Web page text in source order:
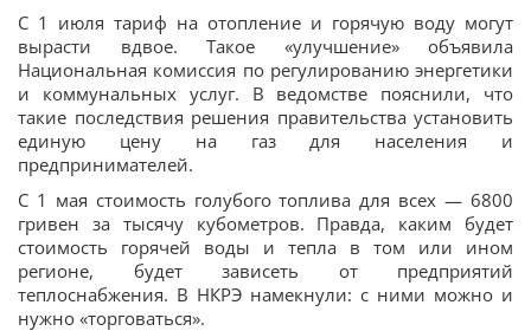
С 1 июля тариф на отопление и горячую воду могут
вырасти вдвое. Такое «улучшение» объявила
Национальная комиссия по регулированию энергетики
и коммунальных услуг. В ведомстве пояснили, что
такие последствия решения правительства установить
единую цену на газ для населения и
предпринимателей.
С 1 мая стоимость голубого топлива для всех — 6800
гривен за тысячу кубометров. Правда, каким будет
стоимость горячей воды и тепла в том или ином
регионе, будет зависеть от предприятий
теплоснабжения. В НКРЭ намекнули: с ними можно и
нужно «торговаться».